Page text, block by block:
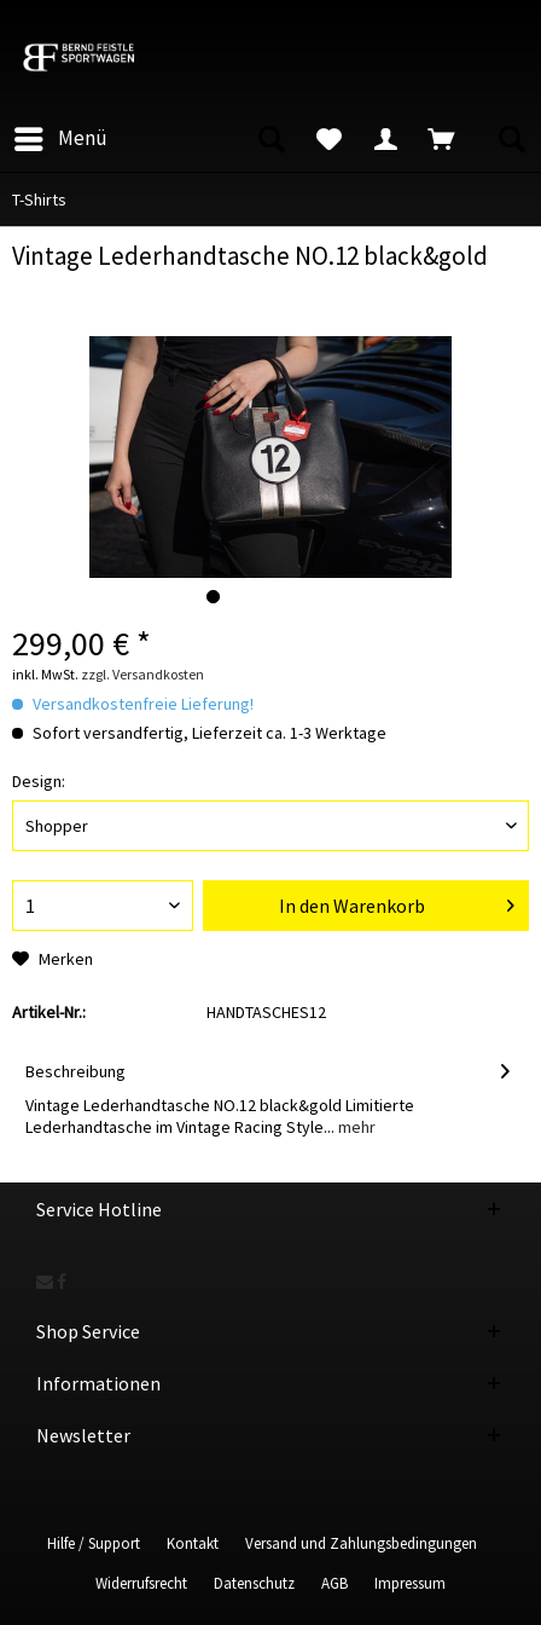
Menü
T-Shirts
Vintage Lederhandtasche NO.12 black&gold
299,00 € *
inkl. MwSt. zzgl. Versandkosten
Versandkostenfreie Lieferung!
Sofort versandfertig, Lieferzeit ca. 1-3 Werktage
Design:
In den Warenkorb
Merken
Artikel-Nr.: HANDTASCHES12
Beschreibung
Vintage Lederhandtasche NO.12 black&gold Limitierte
Lederhandtasche im Vintage Racing Style... mehr
Service Hotline
Shop Service
Informationen
Newsletter
Hilfe / Support Kontakt
Versand und Zahlungsbedingungen
Widerrufsrecht
Datenschutz AGB Impressum